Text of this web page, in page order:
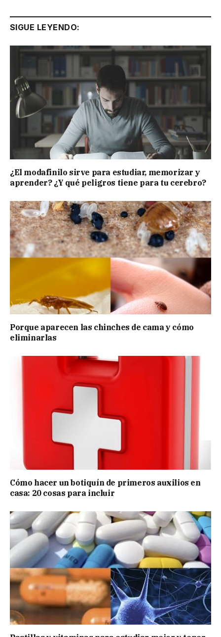
SIGUE LEYENDO:
¿El modafinilo sirve para estudiar, memorizar y
aprender? ¿Y qué peligros tiene para tu cerebro?
Porque aparecen las chinches de cama y cómo
eliminarlas
Cómo hacer un botiquín de primeros auxilios en
casa: 20 cosas para incluir